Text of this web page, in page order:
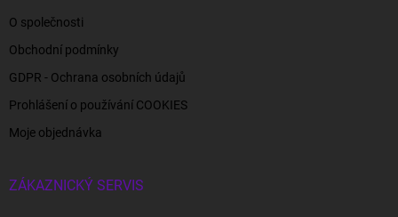
O společnosti
Obchodní podmínky
GDPR - Ochrana osobních údajů
Prohlášení o používání COOKIES
Moje objednávka
ZÁKAZNICKÝ SERVIS